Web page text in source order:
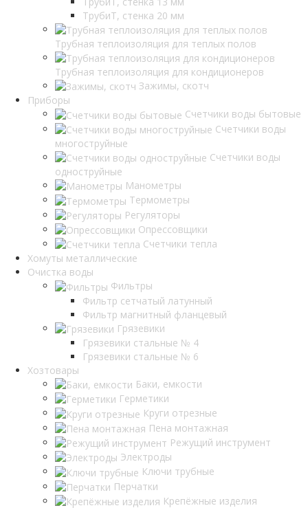
ТрубиТ, стенка 20 мм
Трубная теплоизоляция для теплых полов
Трубная теплоизоляция для кондиционеров
Зажимы, скотч
Приборы
Счетчики воды бытовые
Счетчики воды
многоструйные
Счетчики воды
одноструйные
Манометры
Термометры
Регуляторы
Опрессовщики
Счетчики тепла
Хомуты металлические
Очистка воды
Фильтры
Фильтр сетчатый латунный
Фильтр магнитный фланцевый
Грязевики
Грязевики стальные № 4
Грязевики стальные № 6
Хозтовары
Баки, емкости
Герметики
Круги отрезные
Пена монтажная
Режущий инструмент
Электроды
Ключи трубные
Перчатки
Крепёжные изделия